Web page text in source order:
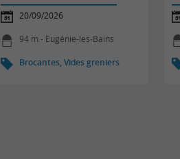
20/09/2026
94 m - Eugénie-les-Bains
Brocantes, Vides greniers